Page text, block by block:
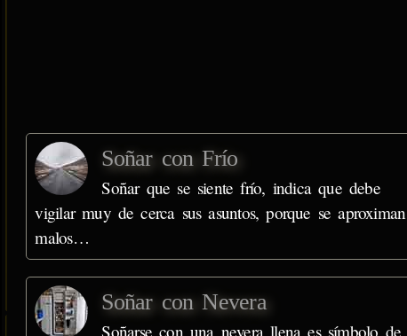
Soñar con Frío
Soñar que se siente frío, indica que debe
vigilar muy de cerca sus asuntos, porque se aproximan
malos…
Soñar con Nevera
Soñarse con una nevera llena es símbolo de